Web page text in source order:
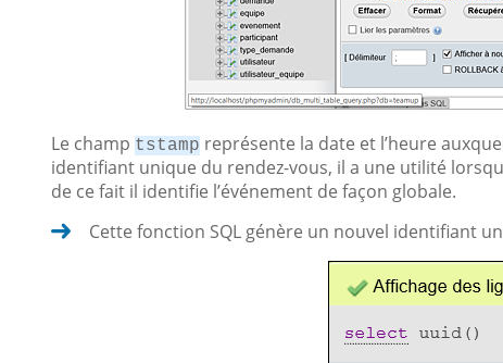
Le champ tstamp représente la date et l’heure
identifiant unique du rendez-vous, il a une utilité
de ce fait il identifie l’événement de façon globale.
Cette fonction SQL génère un nouvel identifiant